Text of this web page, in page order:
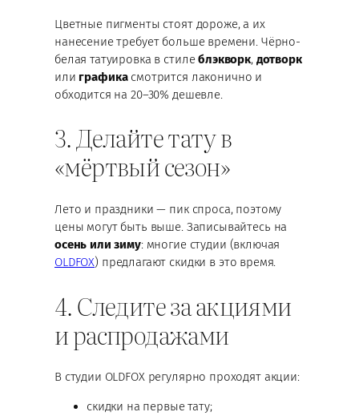
Цветные пигменты стоят дороже, а их
нанесение требует больше времени. Чёрно-
белая татуировка в стилеблэкворк, дотворк
или графикасмотрится лаконично и
обходится на 20–30% дешевле.
3. Делайте тату в
«мёртвый сезон»
Лето и праздники — пик спроса, поэтому
цены могут быть выше. Записывайтесь на
осень или зиму: многие студии (включая
OLDFOX) предлагают скидки в это время.
4. Следите за акциями
и распродажами
В студии OLDFOX регулярно проходят акции:
скидки на первые тату;